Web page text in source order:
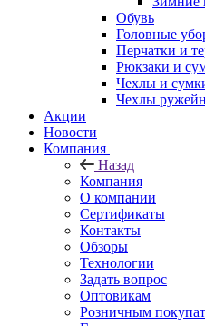
Обувь
Головные
Перчатки и
Рюкзаки и
Чехлы и
Чехлы
Акции
Новости
Компания
Назад
Компания
О компании
Сертификаты
Контакты
Обзоры
Технологии
Задать вопрос
Оптовикам
Розничным